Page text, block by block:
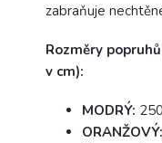
zabraňuje
Rozměry
v cm):
MODRÝ:
ORANŽOVÝ: